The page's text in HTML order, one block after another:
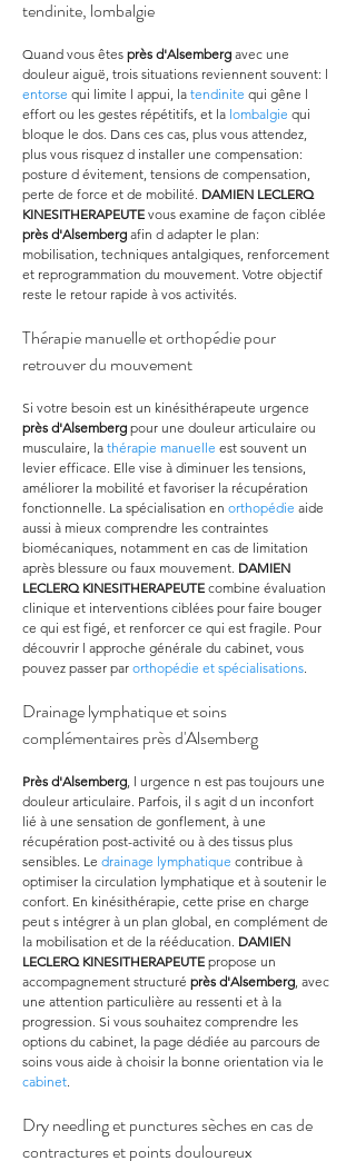
tendinite, lombalgie
Quand vous êtes près d'Alsemberg avec une
douleur aiguë, trois situations reviennent souvent: l
entorse qui limite l appui, la tendinite qui gêne l
effort ou les gestes répétitifs, et la lombalgie qui
bloque le dos. Dans ces cas, plus vous attendez,
plus vous risquez d installer une compensation:
posture d évitement, tensions de compensation,
perte de force et de mobilité. DAMIEN LECLERQ
KINESITHERAPEUTE vous examine de façon ciblée
près d'Alsemberg afin d adapter le plan:
mobilisation, techniques antalgiques, renforcement
et reprogrammation du mouvement. Votre objectif
reste le retour rapide à vos activités.
Thérapie manuelle et orthopédie pour
retrouver du mouvement
Si votre besoin est un kinésithérapeute urgence
près d'Alsemberg pour une douleur articulaire ou
musculaire, la thérapie manuelle est souvent un
levier efficace. Elle vise à diminuer les tensions,
améliorer la mobilité et favoriser la récupération
fonctionnelle. La spécialisation en orthopédie aide
aussi à mieux comprendre les contraintes
biomécaniques, notamment en cas de limitation
après blessure ou faux mouvement. DAMIEN
LECLERQ KINESITHERAPEUTE combine évaluation
clinique et interventions ciblées pour faire bouger
ce qui est figé, et renforcer ce qui est fragile. Pour
découvrir l approche générale du cabinet, vous
pouvez passer par orthopédie et spécialisations.
Drainage lymphatique et soins
complémentaires près d'Alsemberg
Près d'Alsemberg, l urgence n est pas toujours une
douleur articulaire. Parfois, il s agit d un inconfort
lié à une sensation de gonflement, à une
récupération post-activité ou à des tissus plus
sensibles. Le drainage lymphatique contribue à
optimiser la circulation lymphatique et à soutenir le
confort. En kinésithérapie, cette prise en charge
peut s intégrer à un plan global, en complément de
la mobilisation et de la rééducation. DAMIEN
LECLERQ KINESITHERAPEUTE propose un
accompagnement structuré près d'Alsemberg, avec
une attention particulière au ressenti et à la
progression. Si vous souhaitez comprendre les
options du cabinet, la page dédiée au parcours de
soins vous aide à choisir la bonne orientation via le
cabinet.
Dry needling et punctures sèches en cas de
contractures et points douloureux